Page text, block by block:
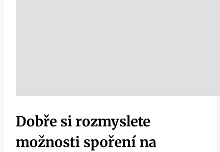
Dobře si rozmyslete
možnosti spoření na